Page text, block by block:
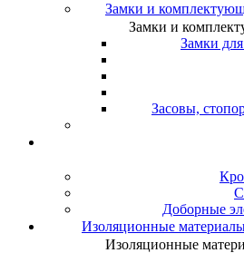
Замки и
Замки и
Замки
Засовы,
Доборные
Изоляционные
Изоляционные